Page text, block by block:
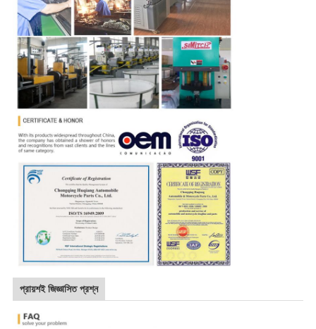
প্রায়শই জিজ্ঞাসিত প্রশ্ন